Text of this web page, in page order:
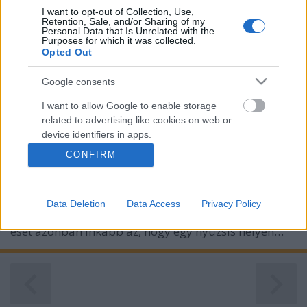
I want to opt-out of Collection, Use,
Retention, Sale, and/or Sharing of my
Personal Data that Is Unrelated with the
Purposes for which it was collected.
Opted Out
Google consents
I want to allow Google to enable storage
related to advertising like cookies on web or
device identifiers in apps.
I want to allow my user data to be sent to
Google for online advertising purposes.
I want to allow Google to send me
I want to allow Google to enable storage
CONFIRM
Data Deletion Data Access Privacy Policy
Hogyan tartsd meg a dolgozóidat?
2020. július 08.
Munkahely odahaza: Home office Nem mindenkinek
van olyan szerencséje, hogy ilyen környezetben
ott is kialakíthatod munkaállomásodat. Olvass erről
eset azonban inkább az, hogy egy nyüzsis helyen…